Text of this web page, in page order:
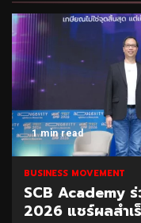
1 min read
BUSINESS MOVEMENT
SCB Academy
2026 แชร์ผลสำ